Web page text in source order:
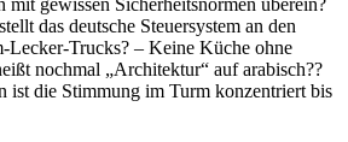
mit gewissen Sicherheitsnormen überein?
das deutsche Steuersystem an den
Lecker-Trucks? – Keine Küche ohne
nochmal „Architektur“ auf arabisch??
ist die Stimmung im Turm konzentriert bis